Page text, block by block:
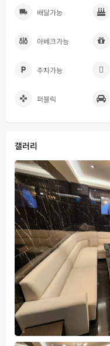
배달가능
아베크가능
주차가능
퍼블릭
갤러리